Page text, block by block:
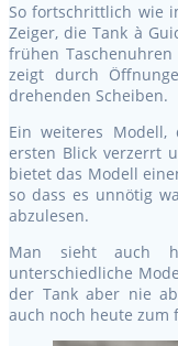
So fortschrittlich wie
Zeiger, die Tank à
frühen
zeigt durch
drehenden Scheiben.
Ein weiteres
ersten Blick verzerrt
bietet das Modell
so dass es unnötig
abzulesen.
Man sieht auch
unterschiedliche
der Tank aber nie
auch noch heute zum